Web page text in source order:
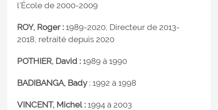
l'École de 2000-2009
ROY, Roger : 1989-2020, Directeur de 2013-
2018, retraité depuis 2020
POTHIER, David : 1989 à 1990
BADIBANGA, Bady : 1992 à 1998
VINCENT, Michel : 1994 à 2003